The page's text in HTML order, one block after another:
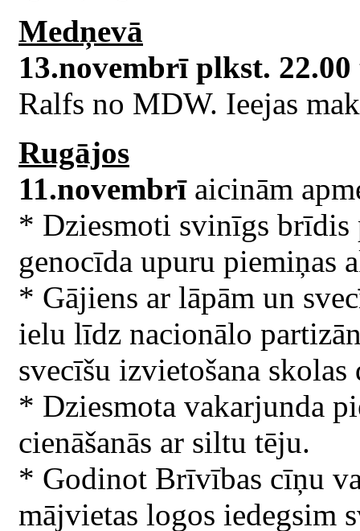
Medņevā
13.novembrī plkst. 22.00
Ralfs no MDW. Ieejas
Rugājos
11.novembrīaicinām
* Dziesmoti svinīgs brīdis
genocīda upuru piemiņas
* Gājiens ar lāpām un
ielu līdz nacionālo
svecīšu izvietošana skolas
* Dziesmota vakarjunda
cienāšanās ar siltu tēju.
* Godinot Brīvības cīņu
mājvietas logos iedegsim